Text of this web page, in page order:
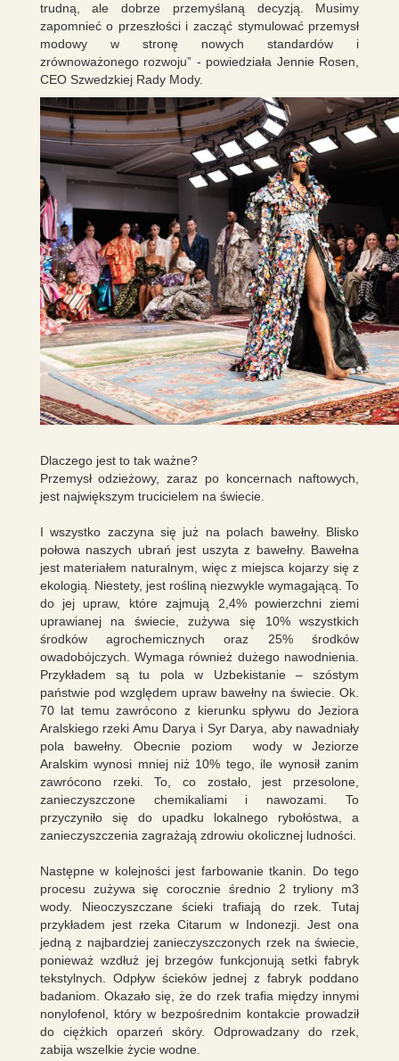
trudną, ale dobrze przemyślaną decyzją. Musimy
zapomnieć o przeszłości i zacząć stymulować przemysł
modowy w stronę nowych standardów i
zrównoważonego rozwoju” - powiedziała Jennie Rosen,
CEO Szwedzkiej Rady Mody.
Dlaczego jest to tak ważne?
Przemysł odzieżowy, zaraz po koncernach naftowych,
jest największym trucicielem na świecie.
I wszystko zaczyna się już na polach bawełny. Blisko
połowa naszych ubrań jest uszyta z bawełny. Bawełna
jest materiałem naturalnym, więc z miejsca kojarzy się z
ekologią. Niestety, jest rośliną niezwykle wymagającą. To
do jej upraw, które zajmują 2,4% powierzchni ziemi
uprawianej na świecie, zużywa się 10% wszystkich
środków agrochemicznych oraz 25% środków
owadobójczych. Wymaga również dużego nawodnienia.
Przykładem są tu pola w Uzbekistanie – szóstym
państwie pod względem upraw bawełny na świecie. Ok.
70 lat temu zawrócono z kierunku spływu do Jeziora
Aralskiego rzeki Amu Darya i Syr Darya, aby nawadniały
pola bawełny. Obecnie poziom wody w Jeziorze
Aralskim wynosi mniej niż 10% tego, ile wynosił zanim
zawrócono rzeki. To, co zostało, jest przesolone,
zanieczyszczone chemikaliami i nawozami. To
przyczyniło się do upadku lokalnego rybołóstwa, a
zanieczyszczenia zagrażają zdrowiu okolicznej ludności.
Następne w kolejności jest farbowanie tkanin. Do tego
procesu zużywa się corocznie średnio 2 tryliony m3
wody. Nieoczyszczane ścieki trafiają do rzek. Tutaj
przykładem jest rzeka Citarum w Indonezji. Jest ona
jedną z najbardziej zanieczyszczonych rzek na świecie,
ponieważ wzdłuż jej brzegów funkcjonują setki fabryk
tekstylnych. Odpływ ścieków jednej z fabryk poddano
badaniom. Okazało się, że do rzek trafia między innymi
nonylofenol, który w bezpośrednim kontakcie prowadził
do ciężkich oparzeń skóry. Odprowadzany do rzek,
zabija wszelkie życie wodne.